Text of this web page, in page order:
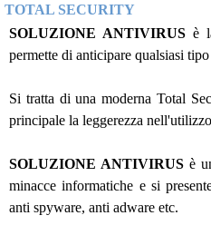
TOTAL SECURITY
SOLUZIONE ANTIVIRUS è
permette di anticipare qualsiasi
Si tratta di una moderna Total
principale la leggerezza
SOLUZIONE ANTIVIRUSè
minacce informatiche e si
anti spyware, anti adware etc.